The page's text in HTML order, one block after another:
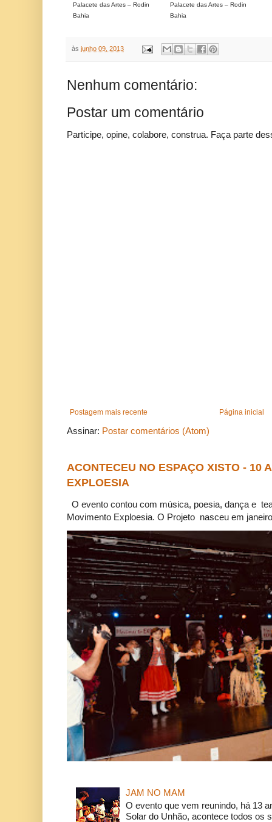
Palacete das Artes – Rodin
Bahia
Palacete das Artes – Rodin
Bahia
às junho 09, 2013
Nenhum comentário:
Postar um comentário
Participe, opine, colabore, construa. Faça parte
Postagem mais recente Página inicial
Assinar: Postar comentários (Atom)
ACONTECEU NO ESPAÇO XISTO - 10
EXPLOESIA
O evento contou com música, poesia, dança e
Movimento Exploesia. O Projeto nasceu em
JAM NO MAM
O evento que vem reunindo, há 13
Solar do Unhão, acontece todos os